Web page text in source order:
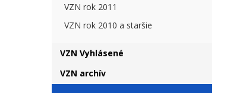
VZN rok 2011
VZN rok 2010 a staršie
VZN Vyhlásené
VZN archív